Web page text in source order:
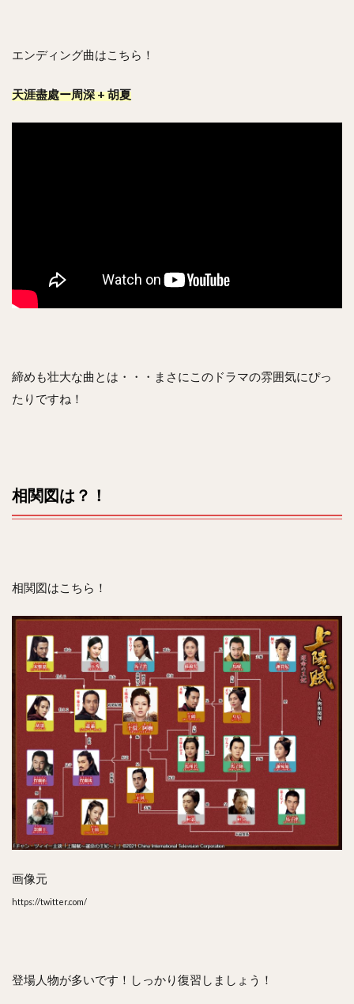
エンディング曲はこちら！
天涯盡處ー周深 + 胡夏
締めも壮大な曲とは・・・まさにこのドラマの雰囲気にぴっ
たりですね！
相関図は？！
相関図はこちら！
画像元
https://twitter.com/
登場人物が多いです！しっかり復習しましょう！